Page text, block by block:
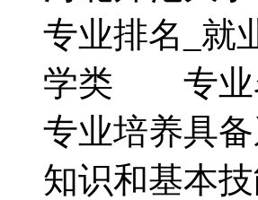
专业排名_
学类 专业
专业培养具
知识和基本